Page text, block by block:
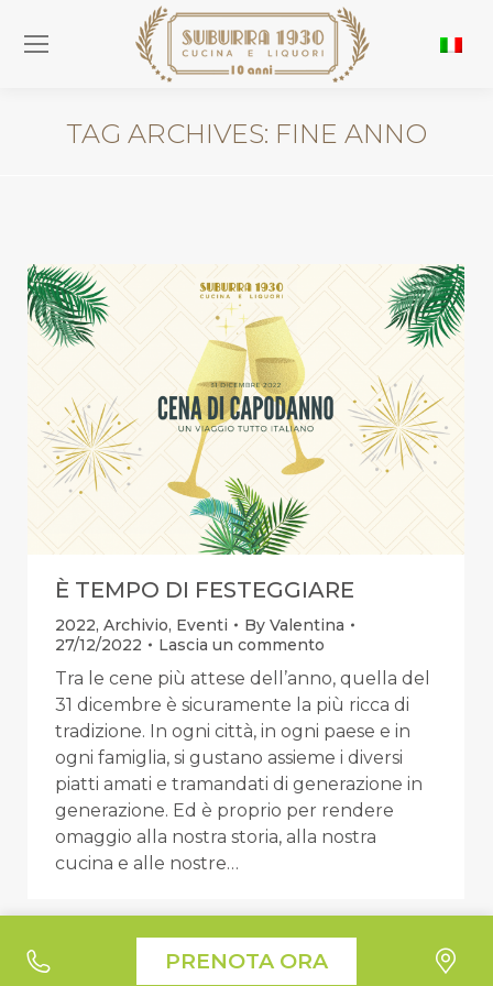
TAG ARCHIVES: FINE ANNO
È TEMPO DI FESTEGGIARE
2022, Archivio, Eventi By Valentina
27/12/2022
Lascia un commento
Tra le cene più attese dell’anno, quella del
31 dicembre è sicuramente la più ricca di
tradizione. In ogni città, in ogni paese e in
ogni famiglia, si gustano assieme i diversi
piatti amati e tramandati di generazione in
generazione. Ed è proprio per rendere
omaggio alla nostra storia, alla nostra
cucina e alle nostre…
PRENOTA ORA
Le tue preferenze relative alla privacy